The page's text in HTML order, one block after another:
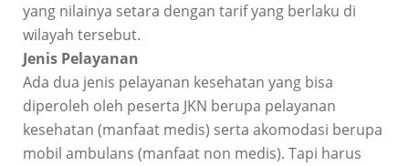
yang nilainya setara dengan tarif yang berlaku di
wilayah tersebut.
Jenis Pelayanan
Ada dua jenis pelayanan kesehatan yang bisa
diperoleh oleh peserta JKN berupa pelayanan
kesehatan (manfaat medis) serta akomodasi berupa
mobil ambulans (manfaat non medis). Tapi harus